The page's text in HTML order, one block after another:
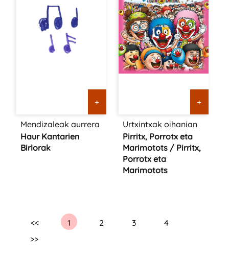
+
Mendizaleak aurrera
Haur Kantarien
Birlorak
+
Urtxintxak oihanian
Pirritx, Porrotx eta
Marimotots / Pirritx,
Porrotx eta
Marimotots
<< 1 2 3
4
>>